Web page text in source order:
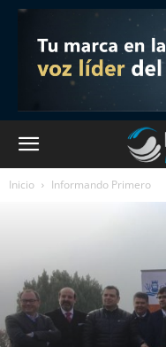
Inicio Informando Primero